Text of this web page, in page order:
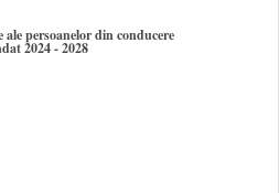
ale persoanelor din conducere
2024 - 2028